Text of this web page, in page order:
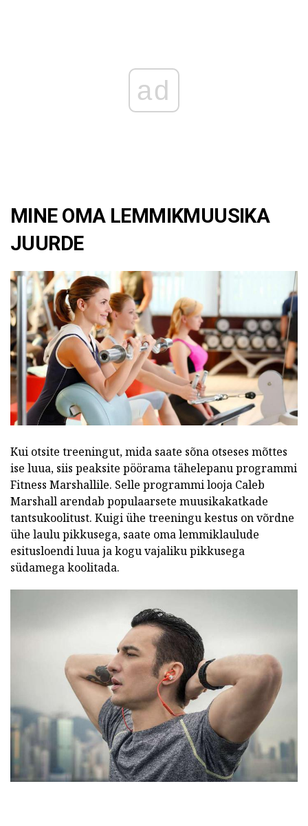
ad
MINE OMA LEMMIKMUUSIKA
JUURDE
Kui otsite treeningut, mida saate sõna otseses mõttes
ise luua, siis peaksite pöörama tähelepanu programmi
Fitness Marshallile. Selle programmi looja Caleb
Marshall arendab populaarsete muusikakatkade
tantsukoolitust. Kuigi ühe treeningu kestus on võrdne
ühe laulu pikkusega, saate oma lemmiklaulude
esitusloendi luua ja kogu vajaliku pikkusega
südamega koolitada.